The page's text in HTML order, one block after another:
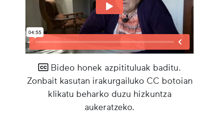
Bideo honek azpitituluak baditu.
Zonbait kasutan irakurgailuko CC botoian
klikatu beharko duzu hizkuntza
aukeratzeko.